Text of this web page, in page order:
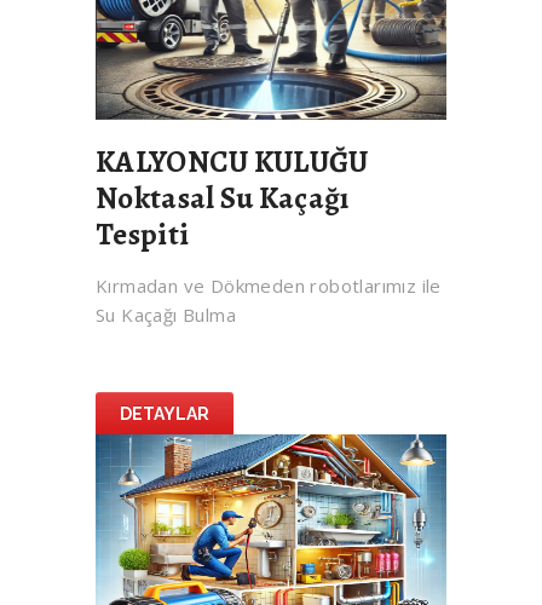
KALYONCU KULUĞU
Noktasal Su Kaçağı
Tespiti
Kırmadan ve Dökmeden robotlarımız ile
Su Kaçağı Bulma
DETAYLAR